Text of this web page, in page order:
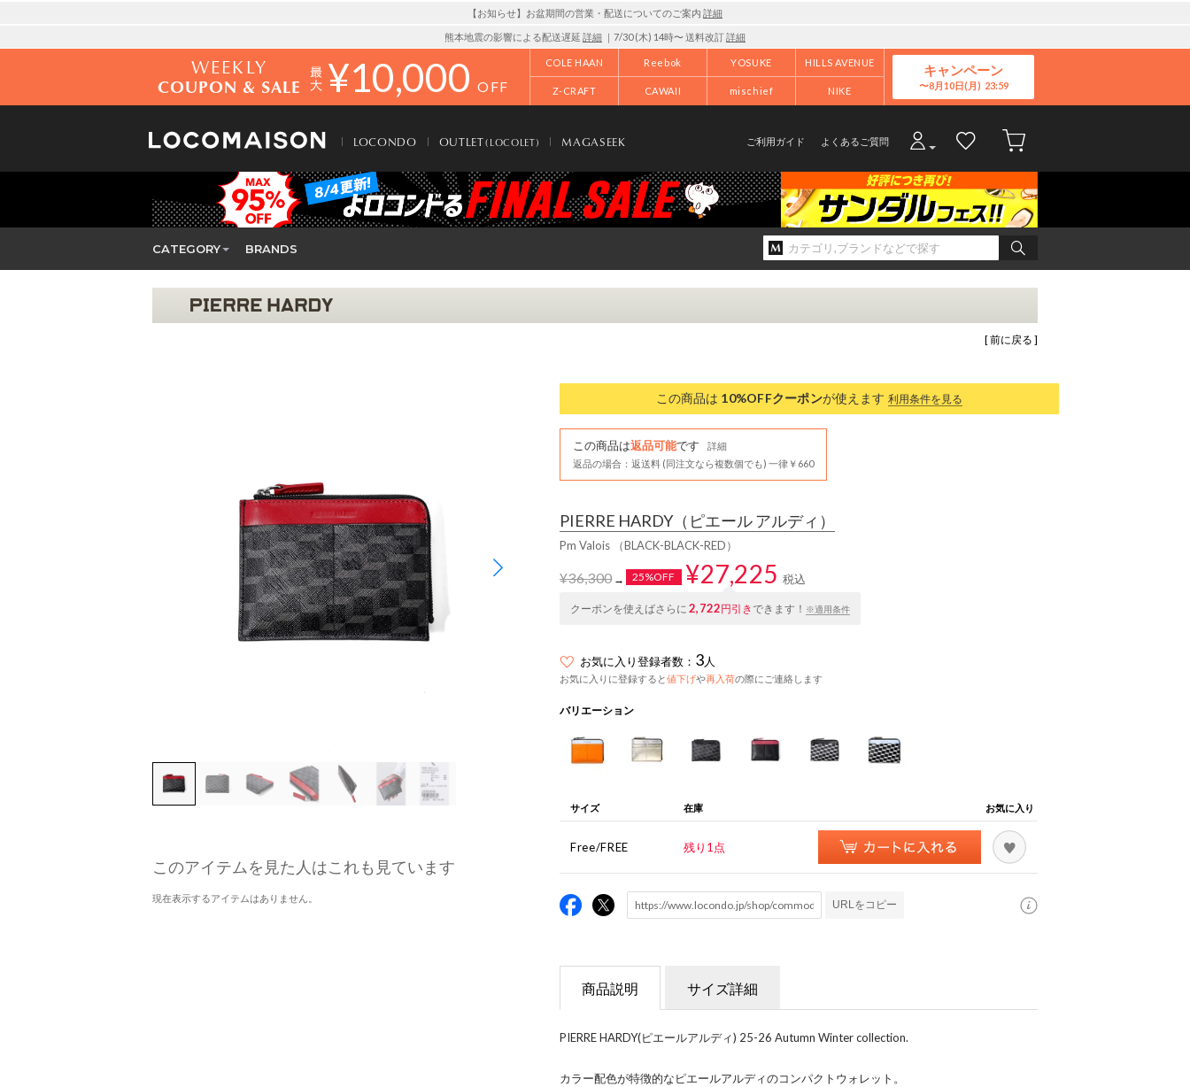
【お知らせ】お盆期間の営業・配送についてのご案内 詳細
熊本地震の影響による配送遅延 詳細 ｜7/30 (木) 14時〜 送料改訂詳細
WEEKLY
COUPON & SALE ¥10,000 OFF
COLE HAAN Reebok YOSUKE HILLS AVENUE
Z-CRAFT CAWAII mischief NIKE
キャンペーン
8月10日(月)
LOCONDO OUTLET(LOCOLET) MAGASEEK ご利用ガイド よくあるご質問
CATEGORY BRANDS
[ 前に戻る ]
このアイテムを見た人はこれも見ています
現在表示するアイテムはありません。
この商品は 10%OFFクーポンが使えます 利用条件を見る
この商品は返品可能です
詳細
返品の場合：返送料 (同注文なら複数個でも) 一律￥660
PIERRE HARDY（ピエール アルディ）
Pm Valois （BLACK-BLACK-RED）
¥36,300→ 25%OFF ¥27,225 税込
クーポンを使えばさらに 2,722円引きできます！ ※適用条件
お気に入り登録者数： 3人
お気に入りに登録すると値下げや再入荷の際にご連絡します
バリエーション
サイズ 在庫 お気に入り
Free/FREE 残り1点
URLをコピー
商品説明 サイズ詳細
PIERRE HARDY(ピエールアルディ) 25-26 Autumn Winter collection.
カラー配色が特徴的なピエールアルディのコンパクトウォレット。